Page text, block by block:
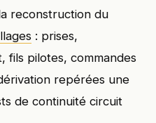
reconstruction du
: prises,
pilotes, commandes
repérées une
de continuité circuit